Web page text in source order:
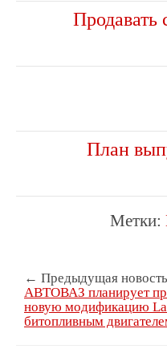
Продавать
План
Метки:
← Предыдущая новость
АВТОВАЗ планирует
новую модификацию
битопливным